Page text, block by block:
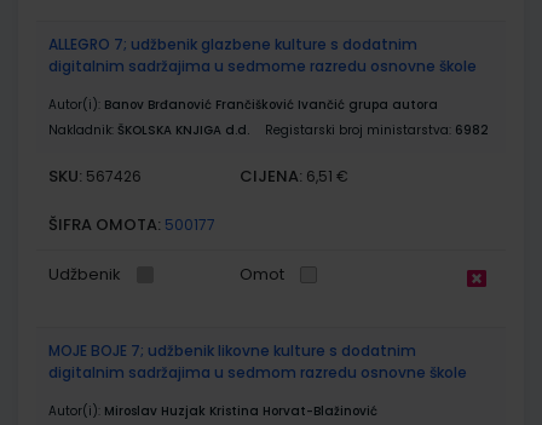
ALLEGRO 7; udžbenik glazbene kulture s dodatnim
digitalnim sadržajima u sedmome razredu osnovne škole
Autor(i): Banov Brđanović Frančišković Ivančić grupa autora
Nakladnik: ŠKOLSKA KNJIGA d.d. Registarski broj ministarstva: 6982
SKU: 567426 CIJENA: 6,51 €
ŠIFRA OMOTA: 500177
Udžbenik Omot
MOJE BOJE 7; udžbenik likovne kulture s dodatnim
digitalnim sadržajima u sedmom razredu osnovne škole
Autor(i): Miroslav Huzjak Kristina Horvat-Blažinović